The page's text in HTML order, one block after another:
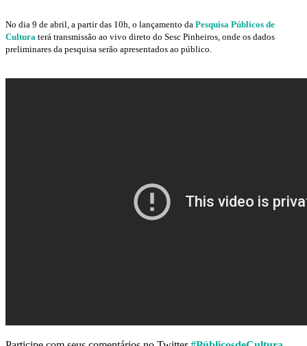
No dia 9 de abril, a partir das 10h, o lançamento da Pesquisa Públicos de
Cultura terá transmissão ao vivo direto do Sesc Pinheiros, onde os dados
preliminares da pesquisa serão apresentados ao público.